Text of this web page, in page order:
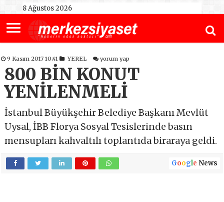
8 Ağustos 2026
9 Kasım 2017 10:41 YEREL yorum yap
800 BİN KONUT
YENİLENMELİ
İstanbul Büyükşehir Belediye Başkanı Mevlüt
Uysal, İBB Florya Sosyal Tesislerinde basın
mensupları kahvaltılı toplantıda biraraya geldi.
Google News